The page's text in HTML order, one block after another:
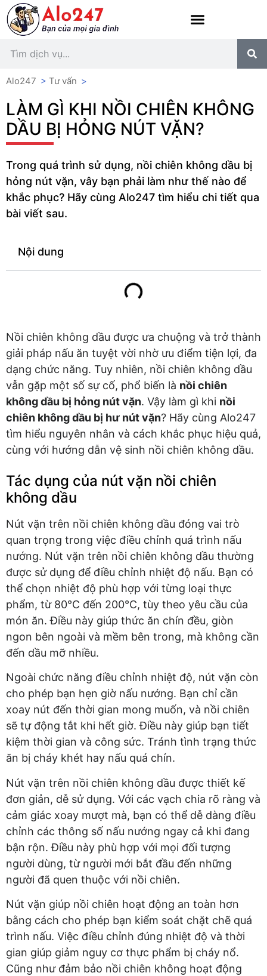
Alo247 > Tư vấn >
LÀM GÌ KHI NỒI CHIÊN KHÔNG
DẦU BỊ HỎNG NÚT VẶN?
Trong quá trình sử dụng, nồi chiên không dầu bị
hỏng nút vặn, vây bạn phải làm như thế nào để
khắc phục? Hãy cùng Alo247 tìm hiểu chi tiết qua
bài viết sau.
Nội dung
Nồi chiên không dầu được ưa chuộng và trở thành
giải pháp nấu ăn tuyệt vời nhờ ưu điểm tiện lợi, đa
dạng chức năng. Tuy nhiên, nồi chiên không dầu
vẫn gặp một số sự cố, phổ biến là nồi chiên
không dầu bị hỏng nút vặn. Vậy làm gì khi nồi
chiên không dầu bị hư nút vặn? Hãy cùng Alo247
tìm hiểu nguyên nhân và cách khắc phục hiệu quả,
cùng với hướng dẫn vệ sinh nồi chiên không dầu.
Tác dụng của nút vặn nồi chiên
không dầu
Nút vặn trên nồi chiên không dầu đóng vai trò
quan trọng trong việc điều chỉnh quá trình nấu
nướng. Nút vặn trên nồi chiên không dầu thường
được sử dụng để điều chỉnh nhiệt độ nấu. Bạn có
thể chọn nhiệt độ phù hợp với từng loại thực
phẩm, từ 80°C đến 200°C, tùy theo yêu cầu của
món ăn. Điều này giúp thức ăn chín đều, giòn
ngon bên ngoài và mềm bên trong, mà không cần
đến dầu mỡ nhiều.
Ngoài chức năng điều chỉnh nhiệt độ, nút vặn còn
cho phép bạn hẹn giờ nấu nướng. Bạn chỉ cần
xoay nút đến thời gian mong muốn, và nồi chiên
sẽ tự động tắt khi hết giờ. Điều này giúp bạn tiết
kiệm thời gian và công sức. Tránh tình trạng thức
ăn bị cháy khét hay nấu quá chín.
Nút vặn trên nồi chiên không dầu được thiết kế
đơn giản, dễ sử dụng. Với các vạch chia rõ ràng và
cảm giác xoay mượt mà, bạn có thể dễ dàng điều
chỉnh các thông số nấu nướng ngay cả khi đang
bận rộn. Điều này phù hợp với mọi đối tượng
người dùng, từ người mới bắt đầu đến những
người đã quen thuộc với nồi chiên.
Nút vặn giúp nồi chiên hoạt động an toàn hơn
bằng cách cho phép bạn kiểm soát chặt chẽ quá
trình nấu. Việc điều chỉnh đúng nhiệt độ và thời
gian giúp giảm nguy cơ thực phẩm bị cháy nổ.
Cũng như đảm bảo nồi chiên không hoạt động